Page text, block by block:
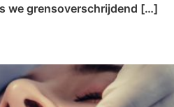
we grensoverschrijdend […]